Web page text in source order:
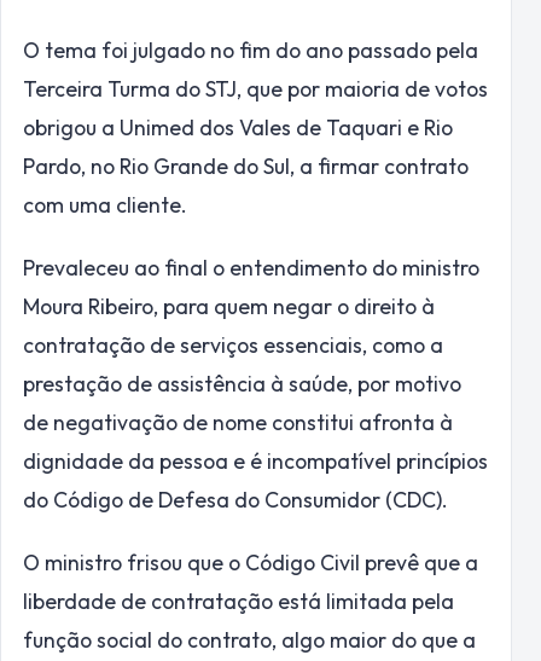
O tema foi julgado no fim do ano passado pela
Terceira Turma do STJ, que por maioria de votos
obrigou a Unimed dos Vales de Taquari e Rio
Pardo, no Rio Grande do Sul, a firmar contrato
com uma cliente.
Prevaleceu ao final o entendimento do ministro
Moura Ribeiro, para quem negar o direito à
contratação de serviços essenciais, como a
prestação de assistência à saúde, por motivo
de negativação de nome constitui afronta à
dignidade da pessoa e é incompatível princípios
do Código de Defesa do Consumidor (CDC).
O ministro frisou que o Código Civil prevê que a
liberdade de contratação está limitada pela
função social do contrato, algo maior do que a